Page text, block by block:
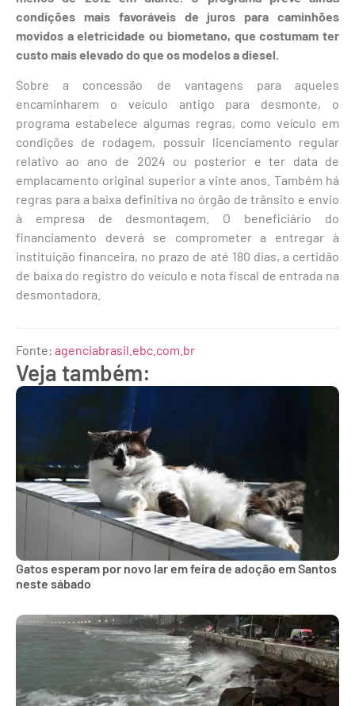
condições mais favoráveis de juros para caminhões
movidos a eletricidade ou biometano, que costumam ter
custo mais elevado do que os modelos a diesel.
Sobre a concessão de vantagens para aqueles
encaminharem o veículo antigo para desmonte, o
programa estabelece algumas regras, como veículo em
condições de rodagem, possuir licenciamento regular
relativo ao ano de 2024 ou posterior e ter data de
emplacamento original superior a vinte anos. Também há
regras para a baixa definitiva no órgão de trânsito e envio
à empresa de desmontagem. O beneficiário do
financiamento deverá se comprometer a entregar à
instituição financeira, no prazo de até 180 dias, a certidão
de baixa do registro do veículo e nota fiscal de entrada na
desmontadora.
Fonte: agenciabrasil.ebc.com.br
Veja também:
Gatos esperam por novo lar em feira de adoção em Santos
neste sábado